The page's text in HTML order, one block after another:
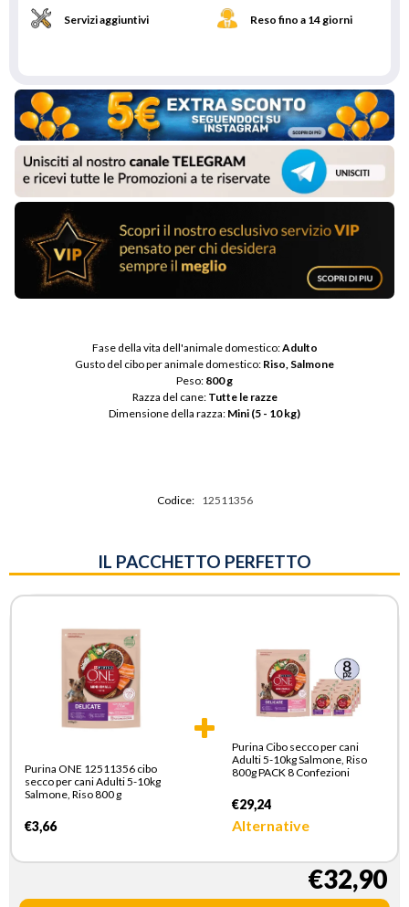
Servizi aggiuntivi Reso fino a 14 giorni
Fase della vita dell'animale domestico: Adulto
Gusto del cibo per animale domestico: Riso, Salmone
Peso: 800 g
Razza del cane: Tutte le razze
Dimensione della razza: Mini (5 - 10 kg)
Codice: 12511356
IL PACCHETTO PERFETTO
Purina ONE 12511356 cibo
secco per cani Adulti 5-10kg
Salmone, Riso 800 g
€3,66
Purina Cibo secco per cani
Adulti 5-10kg Salmone, Riso
800g PACK 8 Confezioni
€29,24
Alternative
€32,90